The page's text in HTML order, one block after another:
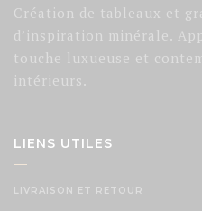
Création de tableaux et
d’inspiration minérale.
touche luxueuse et
intérieurs.
LIENS UTILES
LIVRAISON ET RETOUR